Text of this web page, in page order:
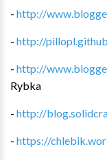
- http://
- http://
- http://
Rybka
- http://
- https://